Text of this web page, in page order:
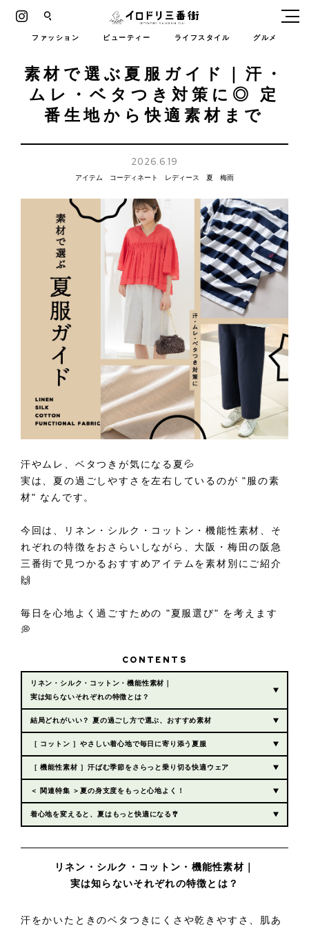
ファッション ビューティー ライフスタイル グルメ
Instagram
素材で選ぶ夏服ガイド｜汗・
ムレ・ベタつき対策に◎ 定
番生地から快適素材まで
2026.6.19
アイテム コーディネート レディース 夏 梅雨
汗やムレ、ベタつきが気になる夏💦
実は、夏の過ごしやすさを左右しているのが "服の素
材" なんです。
今回は、リネン・シルク・コットン・機能性素材、そ
れぞれの特徴をおさらいしながら、大阪・梅田の阪急
三番街で見つかるおすすめアイテムを素材別にご紹介
🙌
毎日を心地よく過ごすための "夏服選び" を考えます
💭
CONTENTS
リネン・シルク・コットン・機能性素材｜
実は知らないそれぞれの特徴とは？
結局どれがいい？ 夏の過ごし方で選ぶ、おすすめ素材
［ コットン ］やさしい着心地で毎日に寄り添う夏服
［ 機能性素材 ］汗ばむ季節をさらっと乗り切る快適ウェア
＜ 関連特集 ＞夏の身支度をもっと心地よく！
着心地を変えると、夏はもっと快適になる🎐
リネン・シルク・コットン・機能性素材｜
実は知らないそれぞれの特徴とは？
汗をかいたときのベタつきにくさや乾きやすさ、肌あ